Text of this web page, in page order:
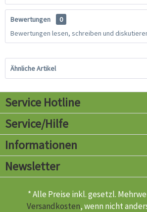
Bewertungen
0
Bewertungen lesen, schreiben und
Ähnliche Artikel
Service Hotline
Service/Hilfe
Informationen
Newsletter
* Alle Preise inkl. gesetzl.
Versandkosten, wenn nicht